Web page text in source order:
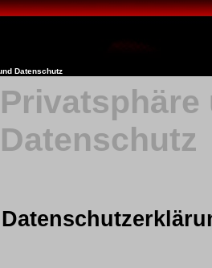
Datenschutz
Privatsphäre
Datenschutz